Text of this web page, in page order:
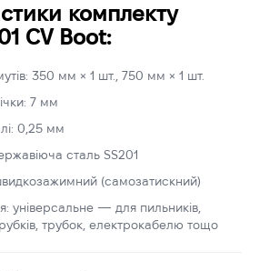
комплекту
CV Boot:
350 мм × 1 шт., 750 мм × 1 шт.
7 мм
0,25 мм
сталь SS201
(самозатискний)
універсальне — для пильників,
трубок, електрокабелю тощо